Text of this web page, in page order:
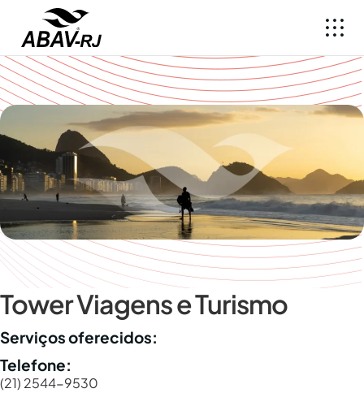
Tower Viagens e Turismo
Serviços oferecidos:
Telefone:
(21) 2544-9530